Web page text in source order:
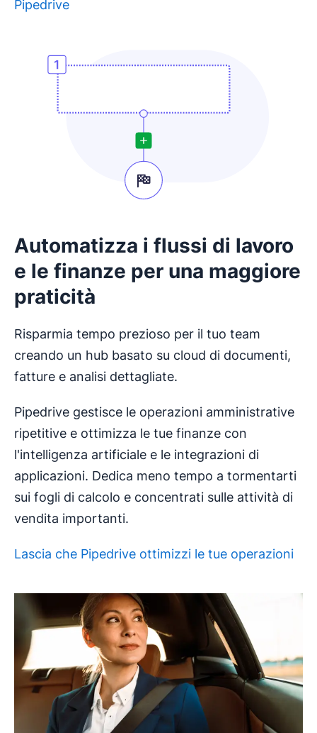
Pipedrive
Si apre in una nuova finestra
Automatizza i flussi di lavoro
e le finanze per una maggiore
praticità
Risparmia tempo prezioso per il tuo team
creando un hub basato su cloud di documenti,
fatture e analisi dettagliate.
Pipedrive gestisce le operazioni amministrative
ripetitive e ottimizza le tue finanze con
l'intelligenza artificiale e le integrazioni di
applicazioni. Dedica meno tempo a tormentarti
sui fogli di calcolo e concentrati sulle attività di
vendita importanti.
Lascia che Pipedrive ottimizzi le tue operazioni
Si apre in una nuova finestra